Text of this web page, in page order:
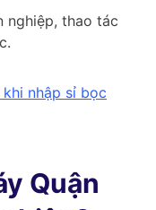
nghiệp, thao tác
nhập sỉ bọc
Quận